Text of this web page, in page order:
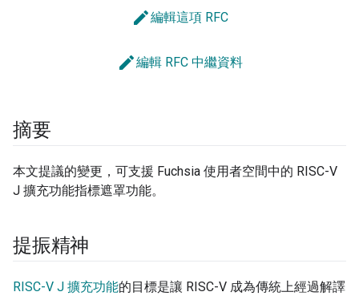
edit編輯這項 RFC
edit編輯 RFC 中繼資料
摘要
本文提議的變更，可支援 Fuchsia 使用者空間中的 RISC-V
J 擴充功能指標遮罩功能。
提振精神
RISC-V J 擴充功能的目標是讓 RISC-V 成為傳統上經過解譯